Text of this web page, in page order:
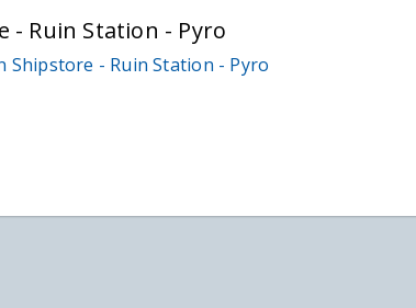
- Ruin Station - Pyro
Shipstore - Ruin Station - Pyro